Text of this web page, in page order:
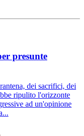
presunte
dei sacrifici, dei
ripulito l'orizzonte
ad un'opinione